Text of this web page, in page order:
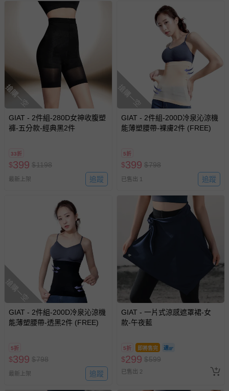
搶購一空
GIAT - 2件組-280D女神收腹塑
褲-五分款-經典黑2件
33折
$399 $1198
最新上架 追蹤
搶購一空
GIAT - 2件組-200D冷泉沁涼機
能薄塑腰帶-裸膚2件 (FREE)
5折
$399 $798
已售出 1 追蹤
搶購一空
GIAT - 2件組-200D冷泉沁涼機
能薄塑腰帶-透黑2件 (FREE)
5折
$399 $798
最新上架 追蹤
GIAT - 一片式涼感遮罩裙-女
款-午夜藍
5折 即將售完
$299 $599
已售出 2